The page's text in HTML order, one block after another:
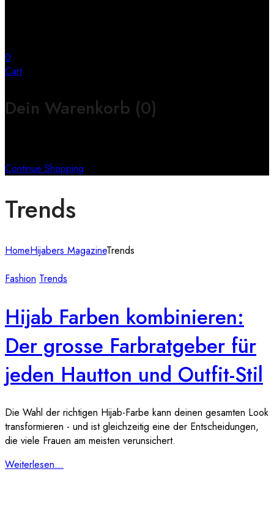
0
Cart
Dein Warenkorb (0)
Continue Shopping
Trends
HomeHijabers MagazineTrends
Fashion Trends
Hijab Farben kombinieren:
Der grosse Farbratgeber für
jeden Hautton und Outfit-Stil
Die Wahl der richtigen Hijab-Farbe kann deinen gesamten Look
transformieren - und ist gleichzeitig eine der Entscheidungen,
die viele Frauen am meisten verunsichert.
Weiterlesen...